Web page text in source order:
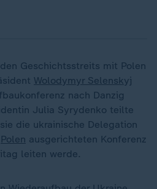
Geschichtsstreits mit Polen
Wolodymyr Selenskyj
nach Danzig
Julia Syrydenko teilte
die ukrainische Delegation
Polen ausgerichteten Konferenz
leiten werde.